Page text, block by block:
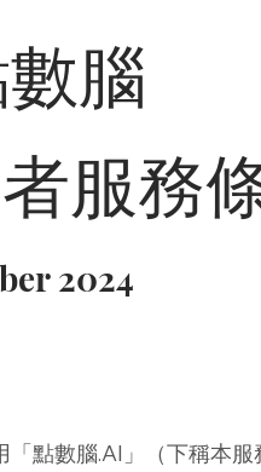
腦
服務
2024
「點數腦.AI」（下稱本